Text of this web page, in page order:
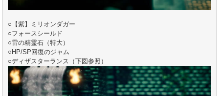
○【紫】ミリオンダガー
○フォースシールド
○雷の精霊石（特大）
○HP/SP回復のジャム
○ディザスターランス（下図参照）